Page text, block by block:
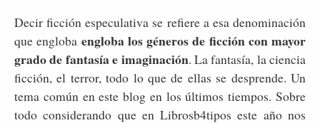
Decir ficción especulativa se refiere a esa denominación
que engloba engloba los géneros de ficción con mayor
grado de fantasía e imaginación. La fantasía, la ciencia
ficción, el terror, todo lo que de ellas se desprende. Un
tema común en este blog en los últimos tiempos. Sobre
todo considerando que en Librosb4tipos este año nos